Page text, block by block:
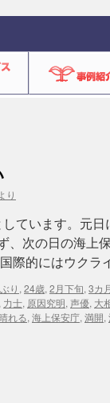
り
ています。元
、次の日の海上
際的にはウク
り , 24歳, 2月下旬, 3カ
力士, 原因究明, 声優, 大
れる, 海上保安庁, 満開,